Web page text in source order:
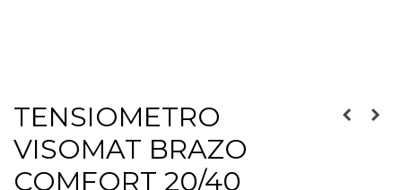
TENSIOMETRO
VISOMAT BRAZO
COMFORT 20/40